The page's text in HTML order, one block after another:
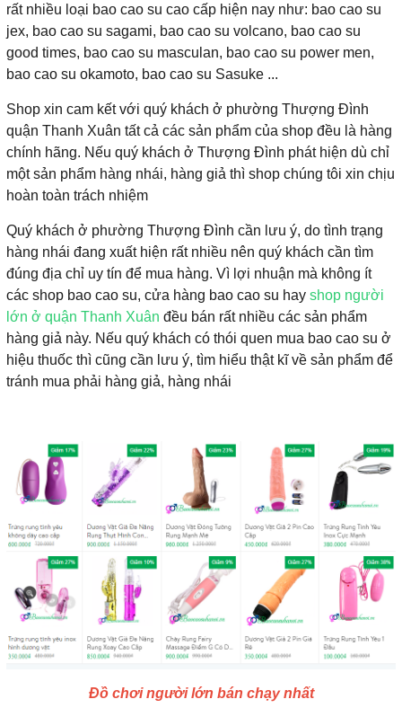
rất nhiều loại bao cao su cao cấp hiện nay như: bao cao su
jex, bao cao su sagami, bao cao su volcano, bao cao su
good times, bao cao su masculan, bao cao su power men,
bao cao su okamoto, bao cao su Sasuke ...
Shop xin cam kết với quý khách ở phường Thượng Đình
quận Thanh Xuân tất cả các sản phẩm của shop đều là hàng
chính hãng. Nếu quý khách ở Thượng Đình phát hiện dù chỉ
một sản phẩm hàng nhái, hàng giả thì shop chúng tôi xin chịu
hoàn toàn trách nhiệm
Quý khách ở phường Thượng Đình cần lưu ý, do tình trạng
hàng nhái đang xuất hiện rất nhiều nên quý khách cần tìm
đúng địa chỉ uy tín để mua hàng. Vì lợi nhuận mà không ít
các shop bao cao su, cửa hàng bao cao su hay shop người
lớn ở quận Thanh Xuân đều bán rất nhiều các sản phẩm
hàng giả này. Nếu quý khách có thói quen mua bao cao su ở
hiệu thuốc thì cũng cần lưu ý, tìm hiểu thật kĩ về sản phẩm để
tránh mua phải hàng giả, hàng nhái
Đồ chơi người lớn bán chạy nhất